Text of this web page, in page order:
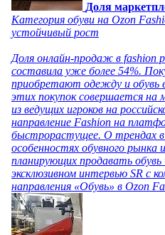
Доля
Категория обуви на Ozon
устойчивый рост
Доля онлайн-продаж в fashion
составила уже более 54%.
приобретают одежду и обувь
этих покупок совершается на
из ведущих игроков на
направление Fashion на
быстрорастущее. О трендах в
особенностях обувного рынка
планирующих продавать обувь
эксклюзивном интервью SR с
направления «Обувь» в Ozon